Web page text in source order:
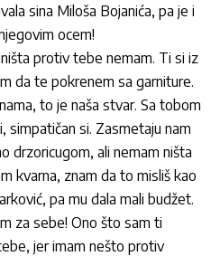
sina Miloša Bojanića, pa je i
ocem!
protiv tebe nemam. Ti si iz
da te pokrenem sa garniture.
to je naša stvar. Sa tobom
simpatičan si. Zasmetaju nam
drzoricugom, ali nemam ništa
kvarna, znam da to misliš kao
pa mu dala mali budžet.
za sebe! Ono što sam ti
jer imam nešto protiv